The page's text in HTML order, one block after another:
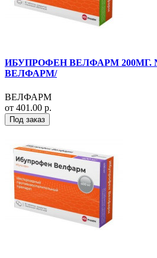
ИБУПРОФЕН ВЕЛФАРМ 200МГ.
ВЕЛФАРМ/
ВЕЛФАРМ
от 401.00 р.
Под заказ